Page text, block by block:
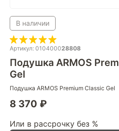
В наличии
Артикул: 010400028808
Подушка ARMOS
Gel
Подушка ARMOS Premium Classic Gel
8 370 ₽
Или в рассрочку без %